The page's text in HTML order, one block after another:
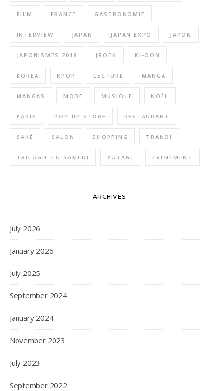
FILM FRANCE GASTRONOMIE
INTERVIEW JAPAN JAPAN EXPO JAPON
JAPONISMES 2018 JROCK KI-OON
KOREA KPOP LECTURE MANGA
MANGAS MODE MUSIQUE NOËL
PARIS POP-UP STORE RESTAURANT
SAKÉ SALON SHOPPING TRANOÏ
TRILOGIE DU SAMEDI VOYAGE ÉVÈNEMENT
ARCHIVES
July 2026
January 2026
July 2025
September 2024
January 2024
November 2023
July 2023
September 2022